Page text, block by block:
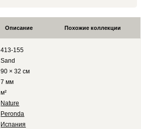
Описание Похожие коллекции
413-155
Sand
90 × 32 см
7 мм
м²
Nature
Peronda
Испания